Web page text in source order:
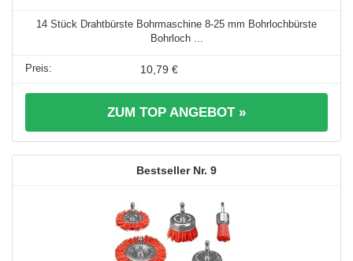
14 Stück Drahtbürste Bohrmaschine 8-25 mm Bohrlochbürste
Bohrloch ...
10,79 €
ZUM TOP ANGEBOT »
9